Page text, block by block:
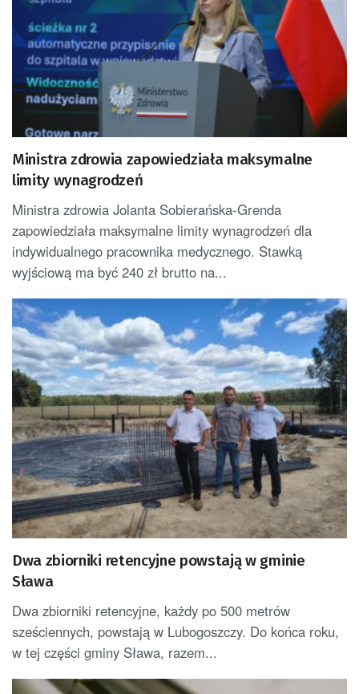
Ministra zdrowia zapowiedziała maksymalne
limity wynagrodzeń
Ministra zdrowia Jolanta Sobierańska-Grenda
zapowiedziała maksymalne limity wynagrodzeń dla
indywidualnego pracownika medycznego. Stawką
wyjściową ma być 240 zł brutto na...
Dwa zbiorniki retencyjne powstają w gminie
Sława
Dwa zbiorniki retencyjne, każdy po 500 metrów
sześciennych, powstają w Lubogoszczy. Do końca roku,
w tej części gminy Sława, razem...